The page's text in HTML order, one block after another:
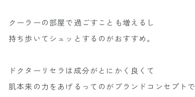
クーラーの部屋で過ごすことも増えるし
持ち歩いてシュッとするのがおすすめ。
ドクターリセラは成分がとにかく良くて
肌本来の力をあげるってのがブランドコンセプトで